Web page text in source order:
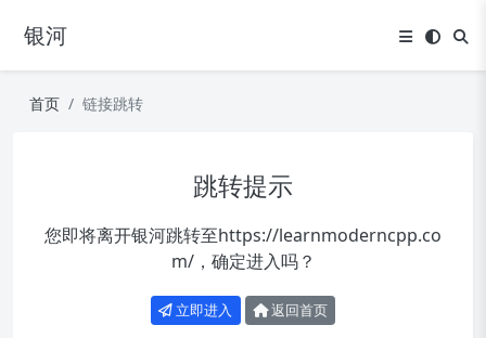
银河
首页 链接跳转
跳转提示
您即将离开银河跳转至https://learnmoderncpp.co
m/，确定进入吗？
立即进入 返回首页